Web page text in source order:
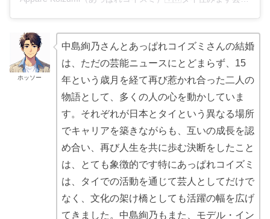
ホッソー
中島絢乃さんとあっぱれコイズミさんの結婚
は、ただの芸能ニュースにとどまらず、15
年という歳月を経て再び惹かれ合った二人の
物語として、多くの人の心を動かしていま
す。それぞれが日本とタイという異なる場所
でキャリアを築きながらも、互いの成長を認
め合い、再び人生を共に歩む決断をしたこと
は、とても象徴的です特にあっぱれコイズミ
は、タイでの活動を通じて芸人としてだけで
なく、文化の架け橋としても活躍の幅を広げ
てきました。中島絢乃もまた、モデル・イン